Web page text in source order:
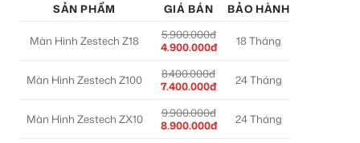
SẢN PHẨM GIÁ BÁN BẢO HÀNH
Màn Hình Zestech Z18
5.900.000đ
4.900.000đ
18 Tháng
Màn Hình Zestech Z100
8.400.000đ
7.400.000đ
24 Tháng
Màn Hình Zestech ZX10
9.900.000đ
8.900.000đ
24 Tháng